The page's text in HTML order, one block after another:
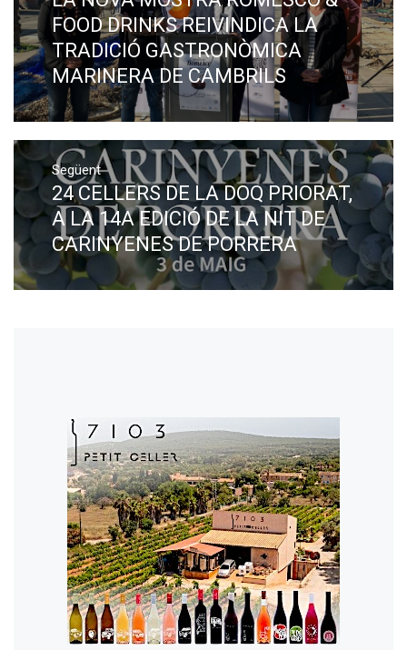
post:
FOOD DRINKS REIVINDICA LA
TRADICIÓ GASTRONÒMICA
MARINERA DE CAMBRILS
Següent
Next
post:
24 CELLERS DE LA DOQ PRIORAT,
A LA 14A EDICIÓ DE LA NIT DE
CARINYENES DE PORRERA